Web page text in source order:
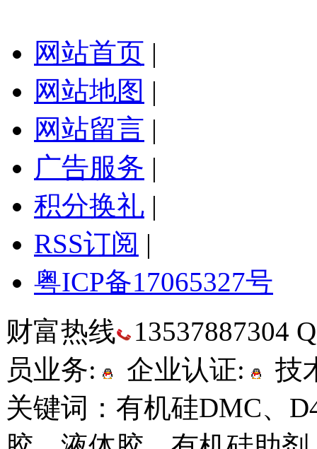
网站首页 |
网站地图 |
网站留言 |
广告服务 |
积分换礼 |
RSS订阅 |
粤ICP备17065327号
财富热线
13537887304
员业务:
企业认证:
技
关键词：有机硅DMC、